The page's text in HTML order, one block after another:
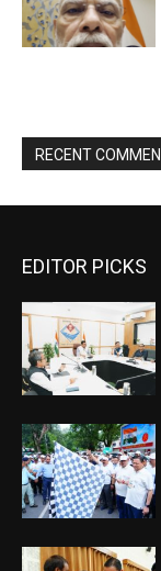
RECENT